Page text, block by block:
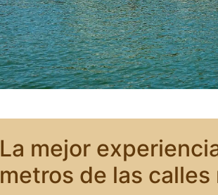
La mejor
metros de las